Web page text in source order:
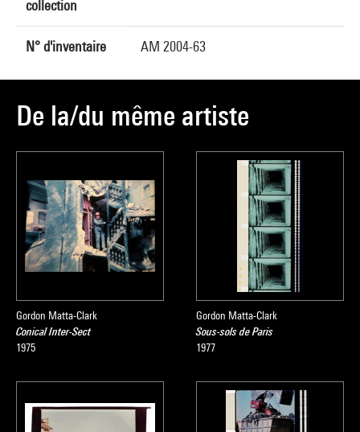
collection
N° d'inventaire AM 2004-63
De la/du même artiste
Gordon Matta-Clark
Conical Inter-Sect
1975
Gordon Matta-Clark
Sous-sols de Paris
1977